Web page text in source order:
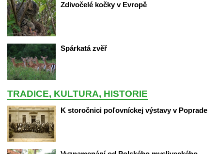
Zdivočelé kočky v Evropě
Spárkatá zvěř
TRADICE, KULTURA, HISTORIE
K storočnici poľovníckej výstavy v Poprade